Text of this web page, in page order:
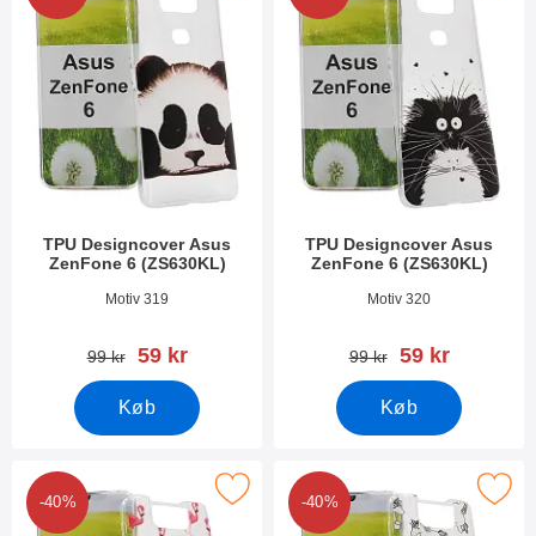
TPU Designcover Asus
ZenFone 6 (ZS630KL)
Varenr 32007Motiv 319
pris
99 kr pris
59 kr
Køb
TPU Designcover Asus
ZenFone 6 (ZS630KL)
Varenr 32006Motiv 320
pris
99 kr pris
59 kr
Køb
-40%
tPU Designcover Asus ZenFone 6 (ZS630KL) som favorit
-40%
Marker tPU Designcover Asus